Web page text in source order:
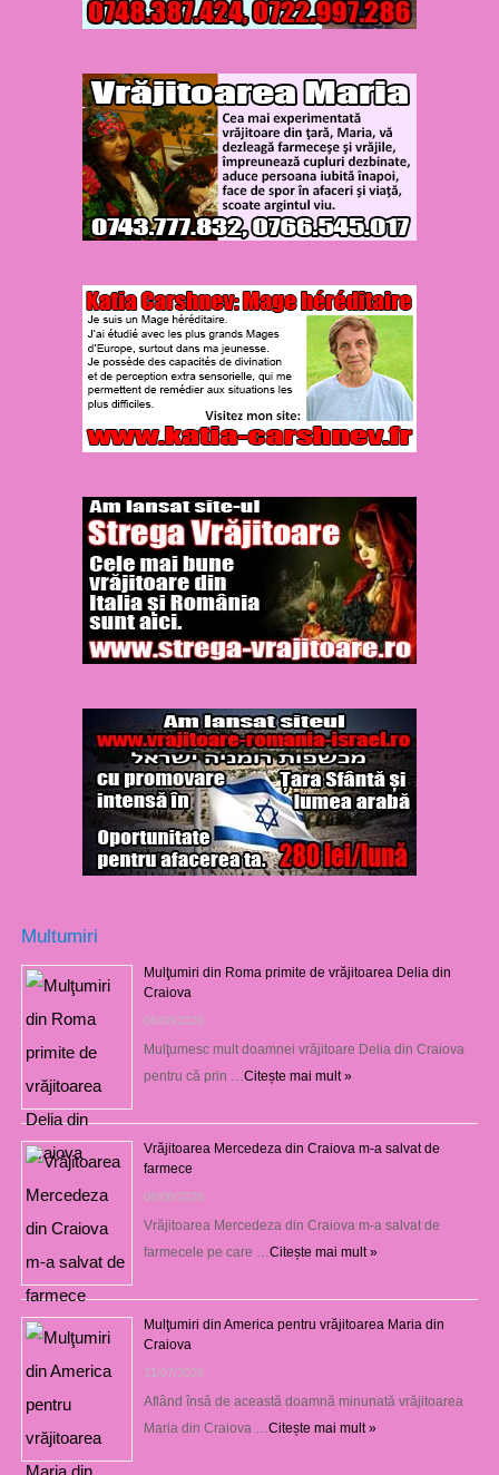
Multumiri
Mulţumiri din Roma primite de vrăjitoarea Delia din
Craiova
06/08/2026
Mulţumesc mult doamnei vrăjitoare Delia din Craiova
pentru că prin … Citește mai mult »
Vrăjitoarea Mercedeza din Craiova m-a salvat de
farmece
06/08/2026
Vrăjitoarea Mercedeza din Craiova m-a salvat de
farmecele pe care … Citește mai mult »
Mulţumiri din America pentru vrăjitoarea Maria din
Craiova
31/07/2026
Aflând însă de această doamnă minunată vrăjitoarea
Maria din Craiova … Citește mai mult »